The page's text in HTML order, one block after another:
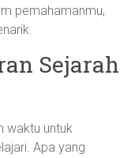
pemahamanmu,
Sejarah
waktu untuk
Apa yang